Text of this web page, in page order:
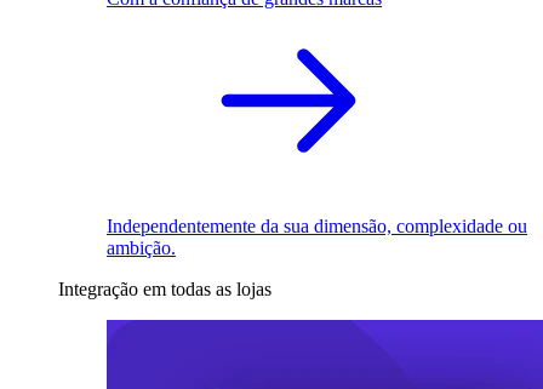
Independentemente da sua dimensão, complexidade ou
ambição.
Integração em todas as lojas